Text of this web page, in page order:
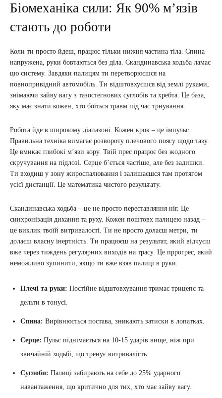
Біомеханіка сили: Як 90% м’язів
стають до роботи
Коли ти просто йдеш, працює тільки нижня частина тіла. Спина
напружена, руки бовтаються без діла. Скандинавська ходьба ламає
цю систему. Завдяки палицям ти перетворюєшся на
повнопривідний автомобіль. Ти відштовхуєшся від землі руками,
знімаючи зайву вагу з тазостегнових суглобів та хребта. Це база,
яку має знати кожен, хто боїться травм під час трнування.
Робота йде в широкому діапазоні. Кожен крок – це імпульс.
Правильна техніка вимагає розвороту плечового поясу щодо тазу.
Це вмикає глибокі м’язи кору. Твій прес працює без жодного
скручування на підлозі. Серце б’ється частіше, але без задишки.
Ти входиш у зону жироспалювання і залишаєшся там протягом
усієї дистанції. Це математика чистого результату.
Скандинавська ходьба – це не просто переставляння ніг. Це
синхронізація дихання та руху. Кожен поштовх палицею назад –
це виклик твоїй витривалості. Ти не просто долаєш метри, ти
долаєш власну інертність. Ти працюєш на результат, який відчуєш
вже через тиждень регулярних виходів на трасу. Це пррогрес, який
неможливо зупинити, якщо ти вже взяв палиці в руки.
Плечі та руки: Постійне відштовхування тримає трицепс та
дельти в тонусі.
Спина: Вирівнюється постава, зникають затиски в лопатках.
Серце: Пульс піднімається на 10-15 ударів вище, ніж при
звичайній ходьбі, що тренує витривалість.
Суглоби: Палиці забирають на себе до 25% ударного
навантаження, що критично для тих, хто має зайву вагу.